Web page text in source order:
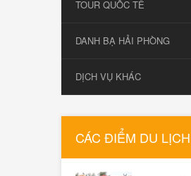
TOUR QUỐC TẾ
DANH BẠ HẢI PHÒNG
DỊCH VỤ KHÁC
CÁC ĐIỂM DU LỊCH